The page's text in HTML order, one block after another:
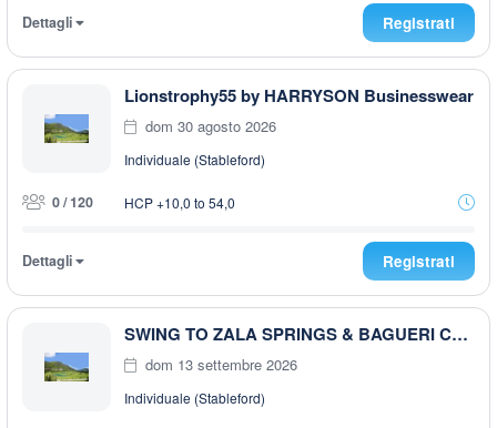
Dettagli Registrati
Lionstrophy55 by HARRYSON Businesswear
dom 30 agosto 2026
Individuale (Stableford)
0 / 120 HCP +10,0 to 54,0
Dettagli Registrati
SWING TO ZALA SPRINGS & BAGUERI CHALLENGE 2026 FINAL
dom 13 settembre 2026
Individuale (Stableford)